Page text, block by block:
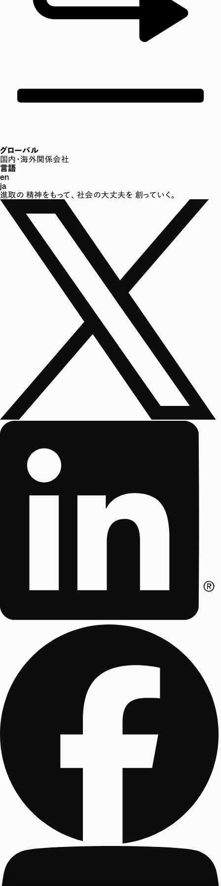
グローバル
国内・海外関係会社
言語
en
ja
進取の 精神をもって、 社会の大丈夫を 創っていく。